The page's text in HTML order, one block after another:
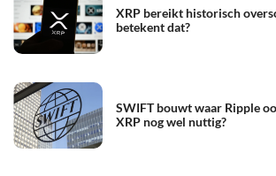
XRP bereikt historisch
betekent dat?
SWIFT bouwt waar Ripple
XRP nog wel nuttig?